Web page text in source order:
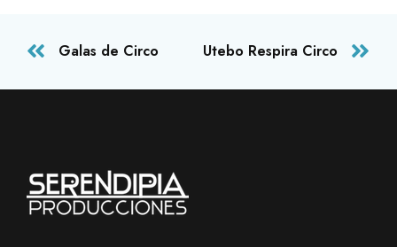
Galas de Circo Utebo Respira Circo